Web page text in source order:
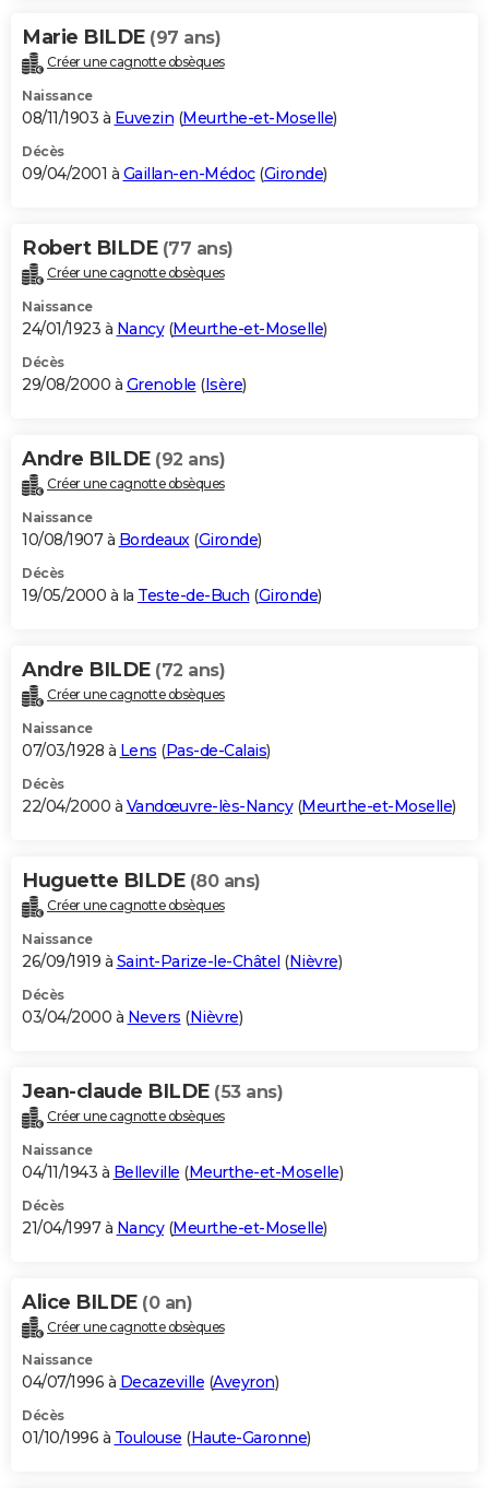
Marie BILDE (97 ans)
Créer une cagnotte obsèques
Naissance
08/11/1903 à Euvezin (Meurthe-et-Moselle)
Décès
09/04/2001 à Gaillan-en-Médoc(Gironde)
Robert BILDE (77 ans)
Créer une cagnotte obsèques
Naissance
24/01/1923 à Nancy(Meurthe-et-Moselle)
Décès
29/08/2000 à Grenoble (Isère)
Andre BILDE (92 ans)
Créer une cagnotte obsèques
Naissance
10/08/1907 à Bordeaux(Gironde)
Décès
19/05/2000 à la Teste-de-Buch (Gironde)
Andre BILDE (72 ans)
Créer une cagnotte obsèques
Naissance
07/03/1928 à Lens (Pas-de-Calais)
Décès
22/04/2000 à Vandœuvre-lès-Nancy(Meurthe-et-Moselle)
Huguette BILDE (80 ans)
Créer une cagnotte obsèques
Naissance
26/09/1919 à Saint-Parize-le-Châtel (Nièvre)
Décès
03/04/2000 à Nevers (Nièvre)
Jean-claude BILDE (53 ans)
Créer une cagnotte obsèques
Naissance
04/11/1943 à Belleville (Meurthe-et-Moselle)
Décès
21/04/1997 à Nancy(Meurthe-et-Moselle)
Alice BILDE (0 an)
Créer une cagnotte obsèques
Naissance
04/07/1996 à Decazeville (Aveyron)
Décès
01/10/1996 à Toulouse (Haute-Garonne)